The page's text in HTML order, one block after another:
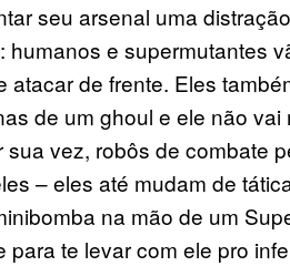
seu arsenal uma
humanos e supermutantes
atacar de frente. Eles
de um ghoul e ele não
vez, robôs de combate
– eles até mudam de
na mão de um
te levar com ele pro